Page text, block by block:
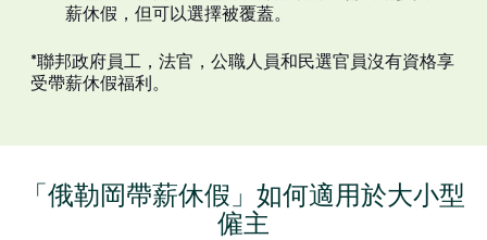
薪休假，但可以選擇被覆蓋。
*聯邦政府員工，法官，公職人員和民選官員沒有資格享
受帶薪休假福利。
「俄勒岡帶薪休假」如何適用於大小型
僱主